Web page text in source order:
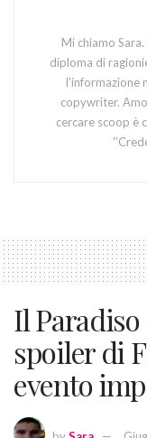
Mi chiamo
diploma di
l'informazione
copywriter.
cercare scoop è
Il
spoiler di
evento